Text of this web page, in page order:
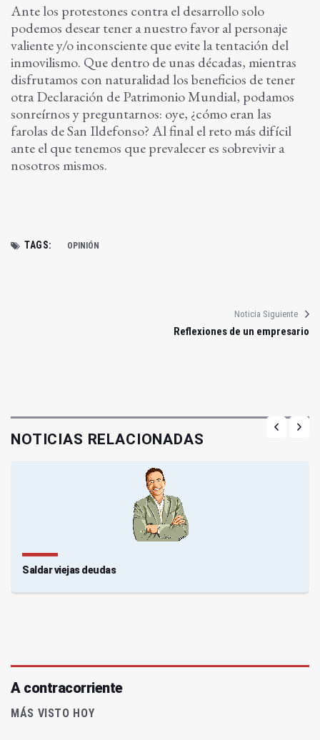
Ante los protestones contra el desarrollo solo
podemos desear tener a nuestro favor al personaje
valiente y/o inconsciente que evite la tentación del
inmovilismo. Que dentro de unas décadas, mientras
disfrutamos con naturalidad los beneficios de tener
otra Declaración de Patrimonio Mundial, podamos
sonreírnos y preguntarnos: oye, ¿cómo eran las
farolas de San Ildefonso? Al final el reto más difícil
ante el que tenemos que prevalecer es sobrevivir a
nosotros mismos.
TAGS: OPINIÓN
Noticia Siguiente
Reflexiones de un empresario
NOTICIAS RELACIONADAS
Saldar viejas deudas
A contracorriente
MÁS VISTO HOY